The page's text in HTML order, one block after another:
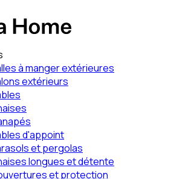
à manger extérieures
extérieurs
d'appoint
et pergolas
longues et détente
et protection